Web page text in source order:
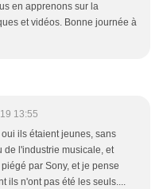
en apprenons sur la
et vidéos. Bonne journée à
13:55
ils étaient jeunes, sans
de l'industrie musicale, et
par Sony, et je pense
ils n'ont pas été les seuls....